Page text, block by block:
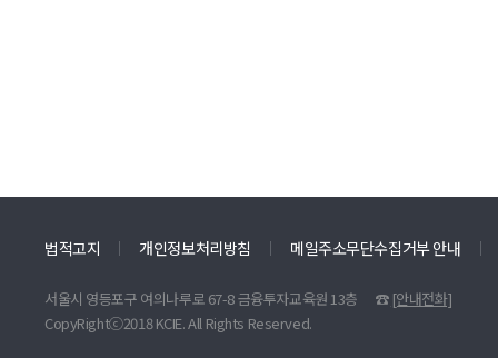
법적고지 개인정보처리방침 메일주소무단수집거부 안내
서울시 영등포구 여의나루로 67-8 금융투자교육원 13층 ☎ [안내전화]
CopyRightⓒ2018 KCIE. All Rights Reserved.